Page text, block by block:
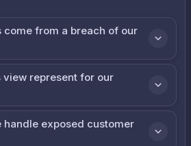
come from a breach of our
view represent for our
handle exposed customer